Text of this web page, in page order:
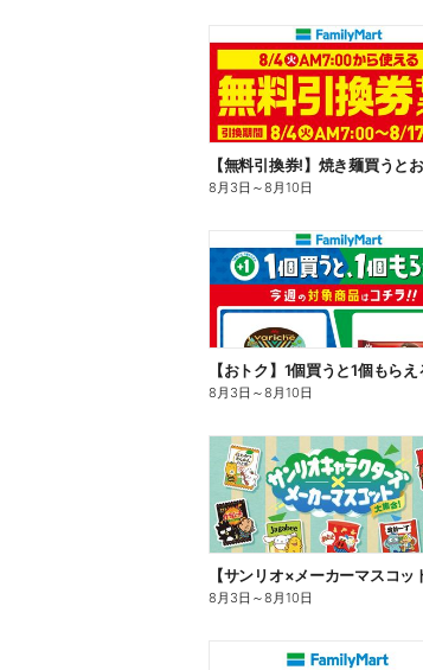
8月3日 ～8月10日
8月3日 ～8月10日
8月3日 ～8月10日